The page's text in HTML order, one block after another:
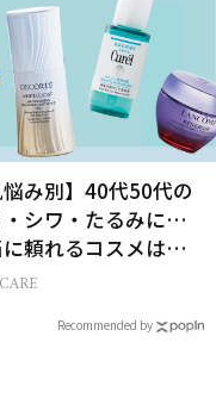
悩み別】40代50代の
・シワ・たるみに…
頼れるコスメは？
ス受賞スキンケア
Recommended by